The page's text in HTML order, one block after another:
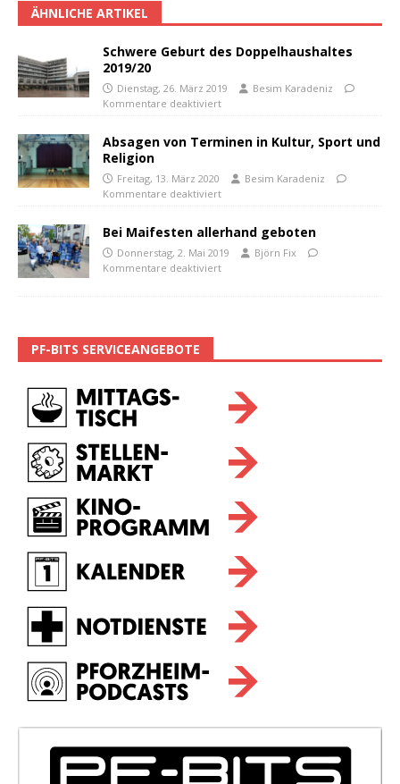
ÄHNLICHE ARTIKEL
Schwere Geburt des Doppelhaushaltes
2019/20
Dienstag, 26. März 2019
Besim Karadeniz
Kommentare deaktiviert
Absagen von Terminen in Kultur, Sport und
Religion
Freitag, 13. März 2020
Besim Karadeniz
Kommentare deaktiviert
Bei Maifesten allerhand geboten
Donnerstag, 2. Mai 2019
Björn Fix
Kommentare deaktiviert
PF-BITS SERVICEANGEBOTE